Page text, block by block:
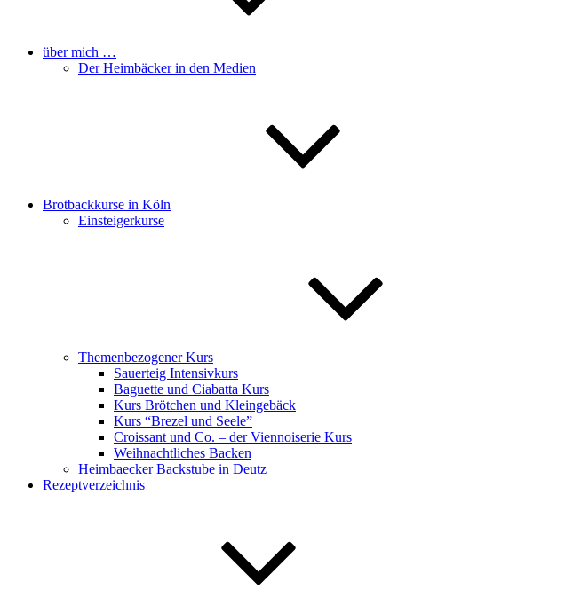
über mich …
Der Heimbäcker in den Medien
Brotbackkurse in Köln
Einsteigerkurse
Themenbezogener Kurs
Sauerteig Intensivkurs
Baguette und Ciabatta Kurs
Kurs Brötchen und Kleingebäck
Kurs “Brezel und Seele”
Croissant und Co. – der Viennoiserie Kurs
Weihnachtliches Backen
Heimbaecker Backstube in Deutz
Rezeptverzeichnis